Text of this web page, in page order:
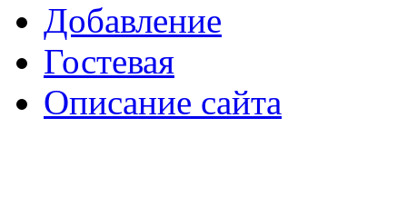
Добавление
Гостевая
Описание сайта